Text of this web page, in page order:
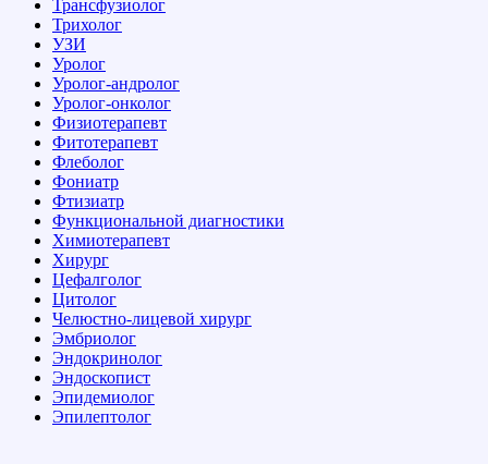
Трансфузиолог
Трихолог
УЗИ
Уролог
Уролог-андролог
Уролог-онколог
Физиотерапевт
Фитотерапевт
Флеболог
Фониатр
Фтизиатр
Функциональной диагностики
Химиотерапевт
Хирург
Цефалголог
Цитолог
Челюстно-лицевой хирург
Эмбриолог
Эндокринолог
Эндоскопист
Эпидемиолог
Эпилептолог